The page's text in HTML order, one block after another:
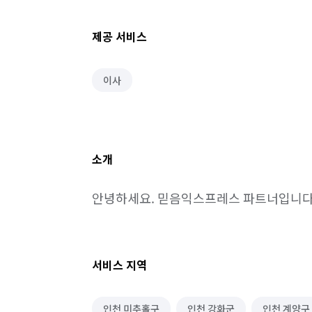
제공 서비스
이사
소개
안녕하세요. 믿음익스프레스 파트너입니
서비스 지역
인천 미추홀구 인천 강화군 인천 계양구